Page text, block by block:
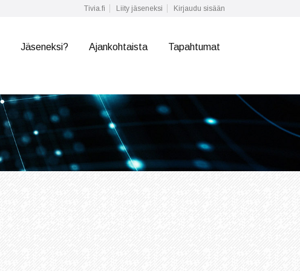
Tivia.fi Liity jäseneksi Kirjaudu sisään
Jäseneksi? Ajankohtaista Tapahtumat